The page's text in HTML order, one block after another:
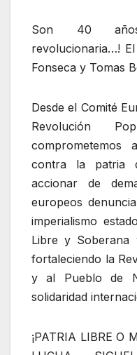
Son 40
revolucionaria…!
Fonseca y Tomas
Desde el Comité
Revolución
comprometemos
contra la patria
accionar de
europeos
imperialismo
Libre y Soberana
fortaleciendo la
y al Pueblo de
solidaridad
¡PATRIA LIBRE O